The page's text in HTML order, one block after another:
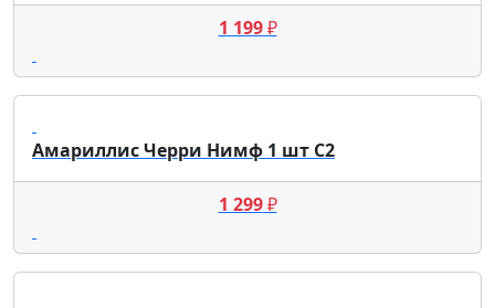
1 199₽
Амариллис Черри Нимф 1 шт С2
1 299₽